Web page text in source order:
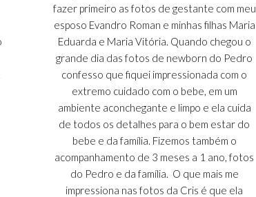
fazer primeiro as fotos de gestante com meu
esposo Evandro Roman e minhas filhas Maria
Eduarda e Maria Vitória. Quando chegou o
grande dia das fotos de newborn do Pedro
confesso que fiquei impressionada com o
extremo cuidado com o bebe, em um
ambiente aconchegante e limpo e ela cuida
de todos os detalhes para o bem estar do
bebe e da família. Fizemos também o
acompanhamento de 3 meses a 1 ano, fotos
do Pedro e da família. O que mais me
impressiona nas fotos da Cris é que ela